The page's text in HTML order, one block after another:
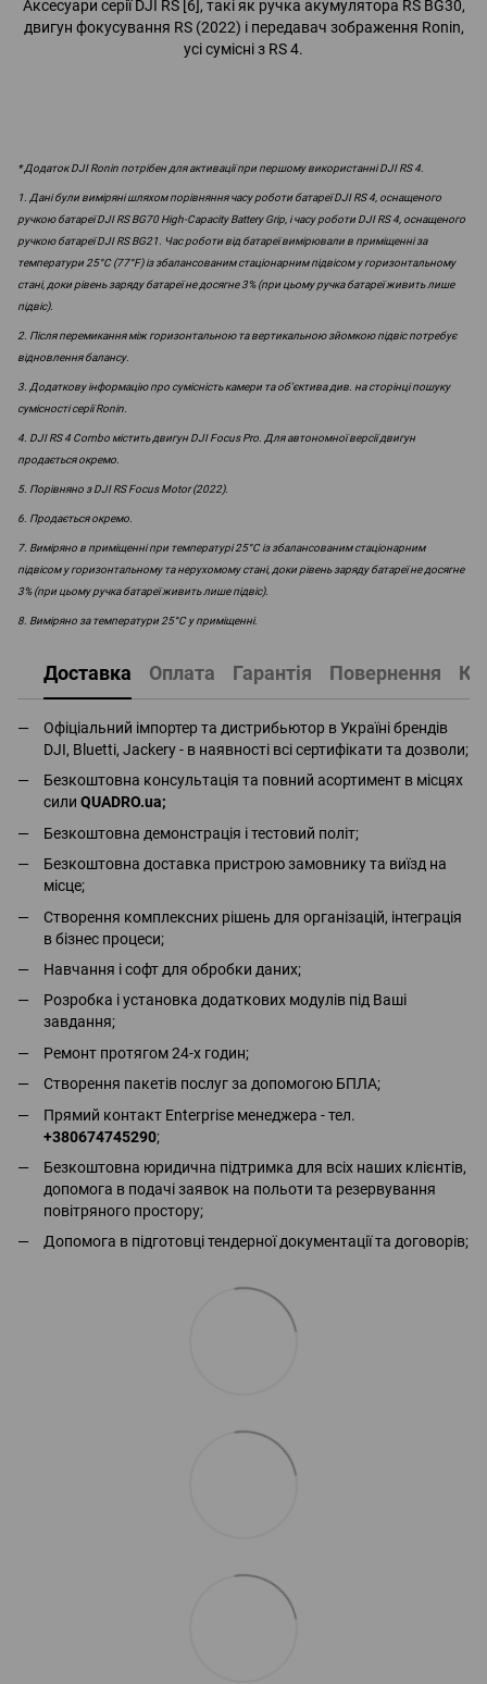
Аксесуари серії DJI RS [6], такі як ручка акумулятора RS BG30,
двигун фокусування RS (2022) і передавач зображення Ronin,
усі сумісні з RS 4.
* Додаток DJI Ronin потрібен для активації при першому використанні DJI RS 4.
1. Дані були виміряні шляхом порівняння часу роботи батареї DJI RS 4, оснащеного
ручкою батареї DJI RS BG70 High-Capacity Battery Grip, і часу роботи DJI RS 4, оснащеного
ручкою батареї DJI RS BG21. Час роботи від батареї вимірювали в приміщенні за
температури 25°C (77°F) із збалансованим стаціонарним підвісом у горизонтальному
стані, доки рівень заряду батареї не досягне 3% (при цьому ручка батареї живить лише
підвіс).
2. Після перемикання між горизонтальною та вертикальною зйомкою підвіс потребує
відновлення балансу.
3. Додаткову інформацію про сумісність камери та об’єктива див. на сторінці пошуку
сумісності серії Ronin.
4. DJI RS 4 Combo містить двигун DJI Focus Pro. Для автономної версії двигун
продається окремо.
5. Порівняно з DJI RS Focus Motor (2022).
6. Продається окремо.
7. Виміряно в приміщенні при температурі 25°C із збалансованим стаціонарним
підвісом у горизонтальному та нерухомому стані, доки рівень заряду батареї не досягне
3% (при цьому ручка батареї живить лише підвіс).
8. Виміряно за температури 25°C у приміщенні.
Доставка Оплата Гарантія Повернення
Офіціальний імпортер та дистрибьютор в Україні брендів
DJI, Bluetti, Jackery - в наявності всі сертифікати та дозволи;
Безкоштовна консультація та повний асортимент в місцях
сили QUADRO.ua;
Безкоштовна демонстрація і тестовий політ;
Безкоштовна доставка пристрою замовнику та виїзд на
місце;
Створення комплексних рішень для організацій, інтеграція
в бізнес процеси;
Навчання і софт для обробки даних;
Розробка і установка додаткових модулів під Ваші
завдання;
Ремонт протягом 24-х годин;
Створення пакетів послуг за допомогою БПЛА;
Прямий контакт Enterprise менеджера - тел.
+380674745290;
Безкоштовна юридична підтримка для всіх наших клієнтів,
допомога в подачі заявок на польоти та резервування
повітряного простору;
Допомога в підготовці тендерної документації та договорів;